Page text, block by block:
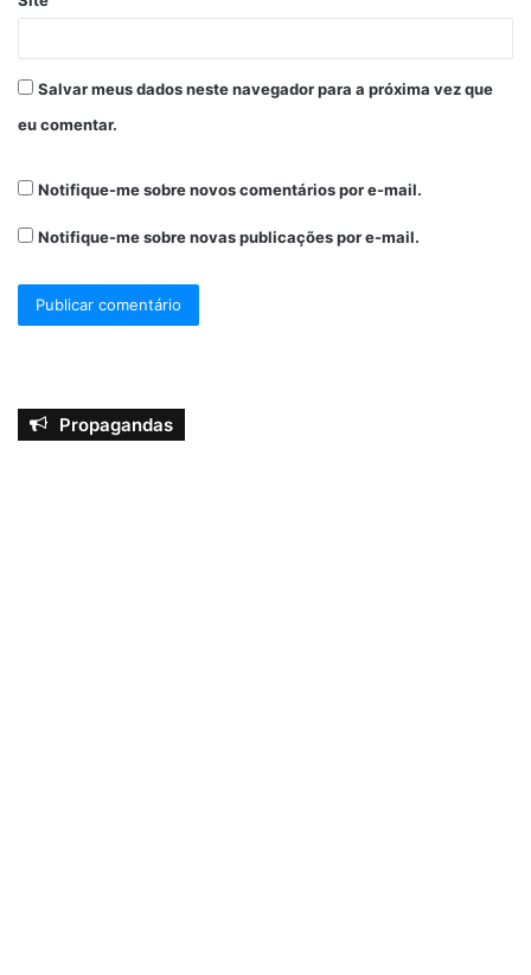
Salvar meus dados neste navegador para a próxima vez que
eu comentar.
Notifique-me sobre novos comentários por e-mail.
Notifique-me sobre novas publicações por e-mail.
Propagandas